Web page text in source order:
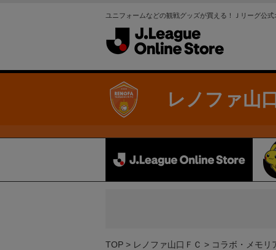
ユニフォームなどの観戦グッズが買える！Ｊリーグ公
レノファ山
TOP レノファ山口ＦＣ コラボ・メモリ